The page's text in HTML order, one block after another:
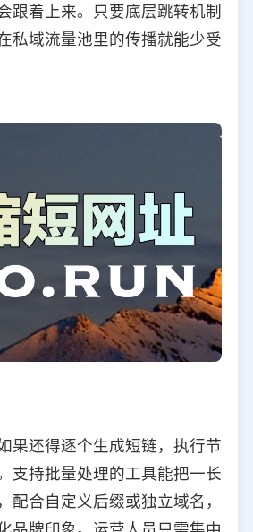
跟着上来。只要底层跳转机制
私域流量池里的传播就能少受
果还得逐个生成短链，执行节
支持批量处理的工具能把一长
配合自定义后缀或独立域名，